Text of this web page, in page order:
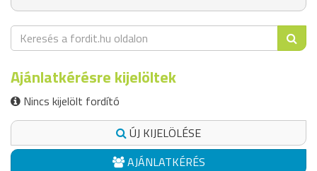
Ajánlatkérésre kijelöltek
Nincs kijelölt fordító
ÚJ KIJELÖLÉSE
AJÁNLATKÉRÉS